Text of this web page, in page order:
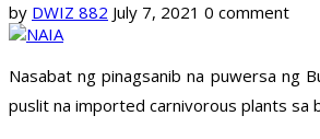
by DWIZ 882 July 7, 2021 0 comment
Nasabat ng pinagsanib na puwersa ng
puslit na imported carnivorous plants sa